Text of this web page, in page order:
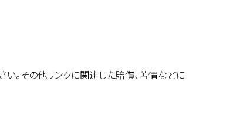
。その他リンクに関連した賠償、苦情などに